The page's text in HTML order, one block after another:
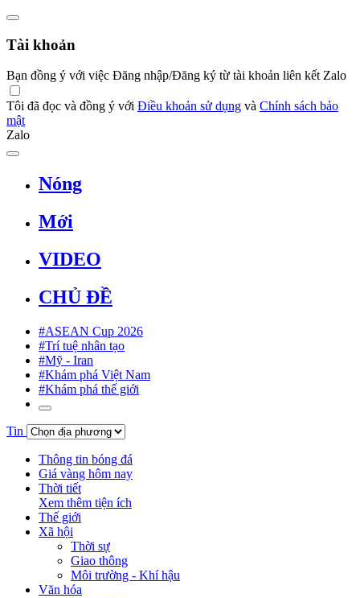
Tài khoản
Bạn đồng ý với việc Đăng nhập/Đăng ký từ tài khoản liên kết Zalo
Tôi đã đọc và đồng ý với Điều khoản sử dụng và Chính sách bảo
mật
Zalo
Nóng
Mới
VIDEO
CHỦ ĐỀ
#ASEAN Cup 2026
#Trí tuệ nhân tạo
#Mỹ - Iran
#Khám phá Việt Nam
#Khám phá thế giới
Tin
Thông tin bóng đá
Giá vàng hôm nay
Thời tiết
Xem thêm tiện ích
Thế giới
Xã hội
Thời sự
Giao thông
Môi trường - Khí hậu
Văn hóa